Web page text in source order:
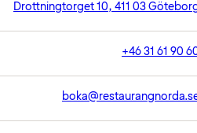
Drottningtorget 10, 411 03
+46 31 61 90